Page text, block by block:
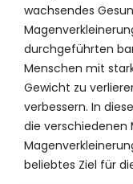
wachsendes
durchgeführten
Menschen mit
Gewicht zu
verbessern. In
die verschiedenen
beliebtes Ziel für